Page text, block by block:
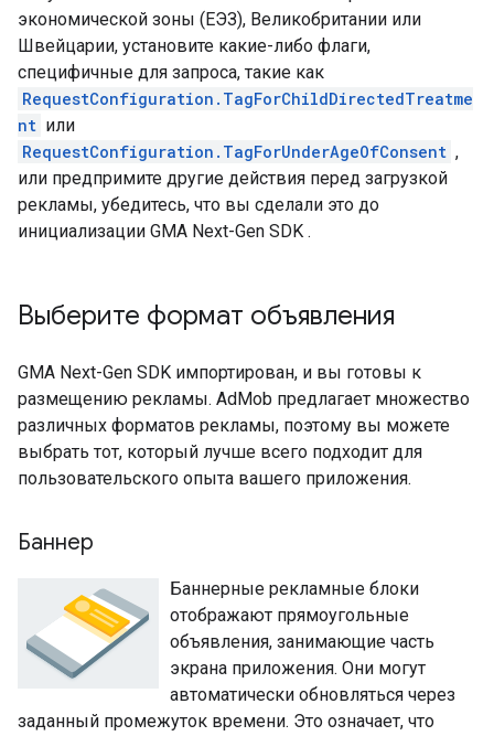
экономической зоны (ЕЭЗ), Великобритании или
Швейцарии, установите какие-либо флаги,
специфичные для запроса, такие как
RequestConfiguration.TagForChildDirectedTreatme
nt или
RequestConfiguration.TagForUnderAgeOfConsent ,
или предпримите другие действия перед загрузкой
рекламы, убедитесь, что вы сделали это до
инициализации GMA Next-Gen SDK .
Выберите формат объявления
GMA Next-Gen SDK импортирован, и вы готовы к
размещению рекламы. AdMob предлагает множество
различных форматов рекламы, поэтому вы можете
выбрать тот, который лучше всего подходит для
пользовательского опыта вашего приложения.
Баннер
Баннерные рекламные блоки
отображают прямоугольные
объявления, занимающие часть
экрана приложения. Они могут
автоматически обновляться через
заданный промежуток времени. Это означает, что